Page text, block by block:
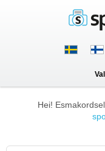
Hei!